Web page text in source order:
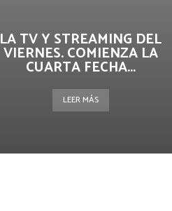
LA TV Y STREAMING DEL
VIERNES. COMIENZA LA
CUARTA FECHA...
LEER MÁS